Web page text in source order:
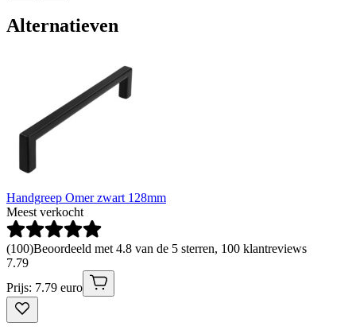
Alternatieven
Handgreep Omer zwart 128mm
Meest verkocht
(100)Beoordeeld met 4.8 van de 5 sterren, 100 klantreviews
7.79
Prijs: 7.79 euro